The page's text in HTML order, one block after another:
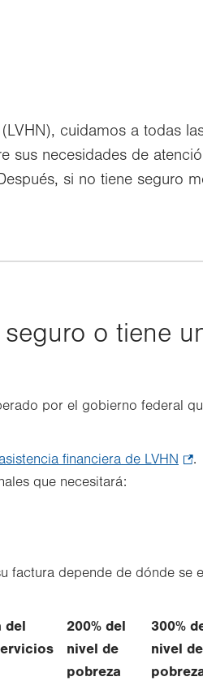
cuidamos a todas
sus necesidades de
si no tiene seguro
o tiene
por el gobierno federal
financiera de LVHN
.
que necesitará:
factura depende de dónde se
del
200% del
nivel de
pobreza
300%
nivel de